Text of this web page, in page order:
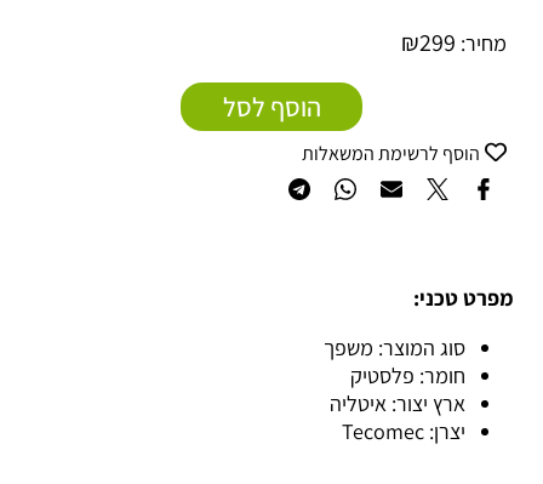
מחיר: ₪299
הוסף לסל
הוסף לרשימת המשאלות
מפרט טכני:
סוג המוצר: משפך
חומר: פלסטיק
ארץ יצור: איטליה
יצרן: Tecomec